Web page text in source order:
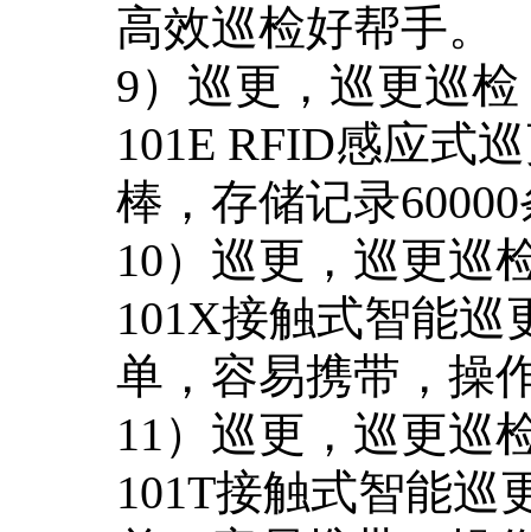
高效巡检好帮手。
9）巡更，巡更巡
101E RFID感应式
棒，存储记录
10）巡更，巡更巡
101X接触式智能巡
单，容易携带，操
11）巡更，巡更巡
101T接触式智能巡